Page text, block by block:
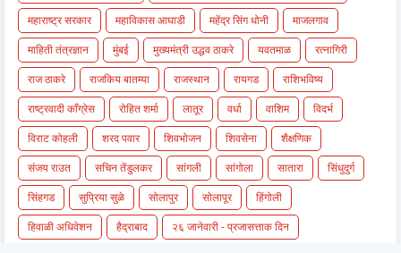
महाराष्ट्र सरकार
महाविकास आघाडी महेंद्र सिंग धोनी
माजलगाव
माहिती तंत्रज्ञान
मुंबई मुख्यमंत्री उद्धव ठाकरे यवतमाळ
रत्नागिरी
राज ठाकरे
राजकिय बातम्या राजस्थान रायगड
राशिभविष्य
राष्ट्रवादी काँग्रेस
रोहित शर्मा लातूर वर्धा वाशिम
विदर्भ
विराट कोहली
शरद पवार शिवभोजन शिवसेना
शैक्षणिक
संजय राउत
सचिन तेंडुलकर सांगली सांगोला सातारा
सिंधुदुर्ग
सिंहगड
सुप्रिया सुळे सोलापुर सोलापूर
हिंगोली
हिवाळी अधिवेशन
हैद्राबाद २६ जानेवारी - प्रजासत्ताक दिन